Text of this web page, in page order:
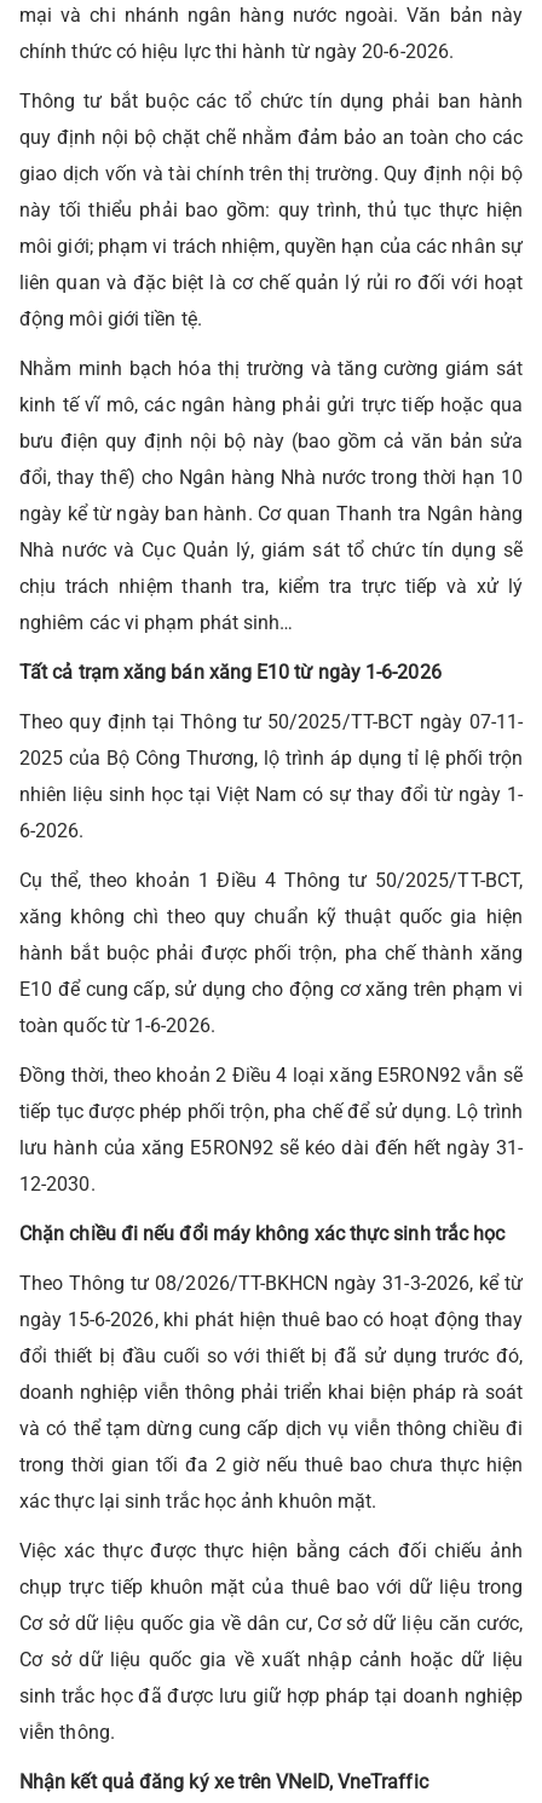
mại và chi nhánh ngân hàng nước ngoài. Văn bản này
chính thức có hiệu lực thi hành từ ngày 20-6-2026.
Thông tư bắt buộc các tổ chức tín dụng phải ban hành
quy định nội bộ chặt chẽ nhằm đảm bảo an toàn cho các
giao dịch vốn và tài chính trên thị trường. Quy định nội bộ
này tối thiểu phải bao gồm: quy trình, thủ tục thực hiện
môi giới; phạm vi trách nhiệm, quyền hạn của các nhân sự
liên quan và đặc biệt là cơ chế quản lý rủi ro đối với hoạt
động môi giới tiền tệ.
Nhằm minh bạch hóa thị trường và tăng cường giám sát
kinh tế vĩ mô, các ngân hàng phải gửi trực tiếp hoặc qua
bưu điện quy định nội bộ này (bao gồm cả văn bản sửa
đổi, thay thế) cho Ngân hàng Nhà nước trong thời hạn 10
ngày kể từ ngày ban hành. Cơ quan Thanh tra Ngân hàng
Nhà nước và Cục Quản lý, giám sát tổ chức tín dụng sẽ
chịu trách nhiệm thanh tra, kiểm tra trực tiếp và xử lý
nghiêm các vi phạm phát sinh…
Tất cả trạm xăng bán xăng E10 từ ngày 1-6-2026
Theo quy định tại Thông tư 50/2025/TT-BCT ngày 07-11-
2025 của Bộ Công Thương, lộ trình áp dụng tỉ lệ phối trộn
nhiên liệu sinh học tại Việt Nam có sự thay đổi từ ngày 1-
6-2026.
Cụ thể, theo khoản 1 Điều 4 Thông tư 50/2025/TT-BCT,
xăng không chì theo quy chuẩn kỹ thuật quốc gia hiện
hành bắt buộc phải được phối trộn, pha chế thành xăng
E10 để cung cấp, sử dụng cho động cơ xăng trên phạm vi
toàn quốc từ 1-6-2026.
Đồng thời, theo khoản 2 Điều 4 loại xăng E5RON92 vẫn sẽ
tiếp tục được phép phối trộn, pha chế để sử dụng. Lộ trình
lưu hành của xăng E5RON92 sẽ kéo dài đến hết ngày 31-
12-2030.
Chặn chiều đi nếu đổi máy không xác thực sinh trắc học
Theo Thông tư 08/2026/TT-BKHCN ngày 31-3-2026, kể từ
ngày 15-6-2026, khi phát hiện thuê bao có hoạt động thay
đổi thiết bị đầu cuối so với thiết bị đã sử dụng trước đó,
doanh nghiệp viễn thông phải triển khai biện pháp rà soát
và có thể tạm dừng cung cấp dịch vụ viễn thông chiều đi
trong thời gian tối đa 2 giờ nếu thuê bao chưa thực hiện
xác thực lại sinh trắc học ảnh khuôn mặt.
Việc xác thực được thực hiện bằng cách đối chiếu ảnh
chụp trực tiếp khuôn mặt của thuê bao với dữ liệu trong
Cơ sở dữ liệu quốc gia về dân cư, Cơ sở dữ liệu căn cước,
Cơ sở dữ liệu quốc gia về xuất nhập cảnh hoặc dữ liệu
sinh trắc học đã được lưu giữ hợp pháp tại doanh nghiệp
viễn thông.
Nhận kết quả đăng ký xe trên VNeID, VneTraffic